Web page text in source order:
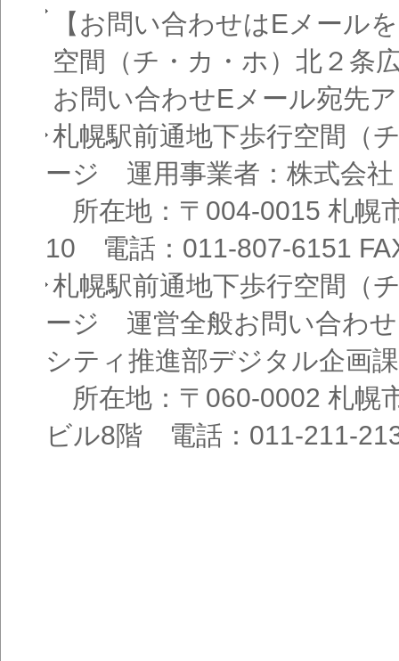
【お問い合わせはEメール
空間（チ・カ・ホ）北２条
お問い合わせEメール宛先
札幌駅前通地下歩行空間（
ージ 運用事業者：株式会
所在地：〒004-0015 札幌
10 電話：011-807-6151
札幌駅前通地下歩行空間（
ージ 運営全般お問い合わ
シティ推進部デジタル企画課
所在地：〒060-0002 札幌
ビル8階 電話：011-211-